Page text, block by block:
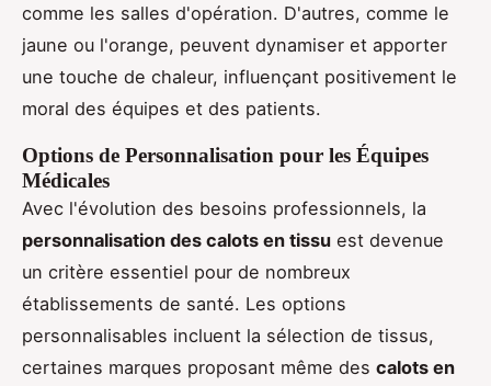
comme les salles d'opération. D'autres, comme le
jaune ou l'orange, peuvent dynamiser et apporter
une touche de chaleur, influençant positivement le
moral des équipes et des patients.
Options de Personnalisation pour les Équipes
Médicales
Avec l'évolution des besoins professionnels, la
personnalisation des calots en tissu est devenue
un critère essentiel pour de nombreux
établissements de santé. Les options
personnalisables incluent la sélection de tissus,
certaines marques proposant même des calots en